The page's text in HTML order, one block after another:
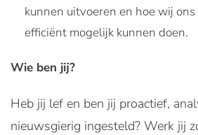
kunnen uitvoeren en hoe wij
efficiënt mogelijk kunnen doen.
Wie ben jij?
Heb jij lef en ben jij proactief,
nieuwsgierig ingesteld? Werk jij